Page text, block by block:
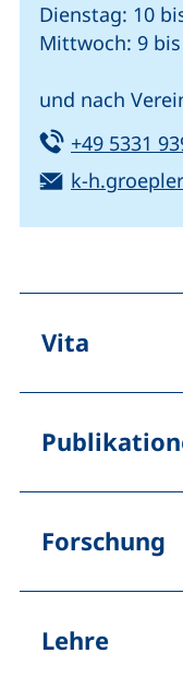
Dienstag: 10
Mittwoch: 9
und nach
Tel:
+49 5331
E-Mail:
k-
Vita
Forschung
Lehre